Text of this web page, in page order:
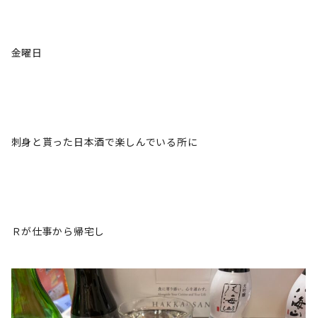
金曜日
刺身と貰った日本酒で楽しんでいる所に
Ｒが仕事から帰宅し